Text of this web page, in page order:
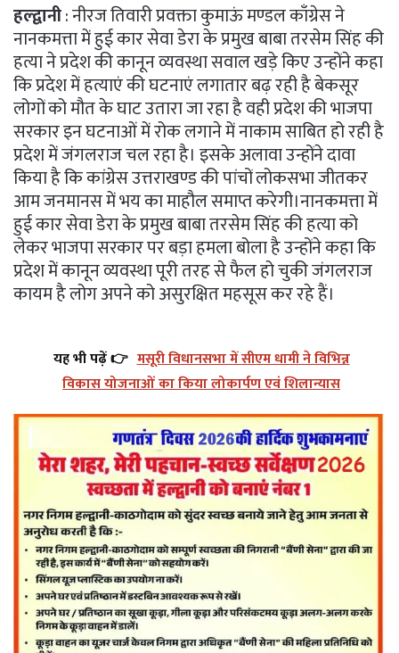
हल्द्वानी: नीरज तिवारी प्रवक्ता कुमाऊं मण्डल काँग्रेस ने
नानकमत्ता में हुई कार सेवा डेरा के प्रमुख बाबा तरसेम सिंह की
हत्या ने प्रदेश की कानून व्यवस्था सवाल खड़े किए उन्होंने कहा
कि प्रदेश में हत्याएं की घटनाएं लगातार बढ़ रही है बेकसूर
लोगों को मौत के घाट उतारा जा रहा है वही प्रदेश की भाजपा
सरकार इन घटनाओं में रोक लगाने में नाकाम साबित हो रही है
प्रदेश में जंगलराज चल रहा है। इसके अलावा उन्होंने दावा
किया है कि कांग्रेस उत्तराखण्ड की पांचों लोकसभा जीतकर
आम जनमानस में भय का माहौल समाप्त करेगी।नानकमत्ता में
हुई कार सेवा डेरा के प्रमुख बाबा तरसेम सिंह की हत्या को
लेकर भाजपा सरकार पर बड़ा हमला बोला है उन्होंने कहा कि
प्रदेश में कानून व्यवस्था पूरी तरह से फैल हो चुकी जंगलराज
कायम है लोग अपने को असुरक्षित महसूस कर रहे हैं।
यह भी पढ़ें 👉 मसूरी विधानसभा में सीएम धामी ने विभिन्न
विकास योजनाओं का किया लोकार्पण एवं शिलान्यास